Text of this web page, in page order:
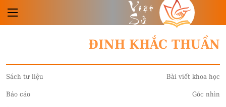
Việt
Sử
ĐINH KHẮC THUẦN
Sách tư liệu Bài viết khoa học
Báo cáo Góc nhìn